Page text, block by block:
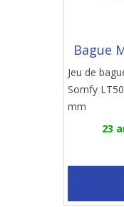
Bague
Jeu de
Somfy
mm
23